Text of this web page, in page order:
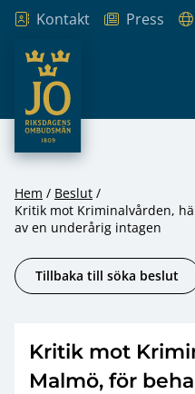
Hoppa till innehåll
Kontakt Press
JO – Riksdagens
Hem
Beslut
Kritik mot Kriminalvården,
av en underårig intagen
Tillbaka till söka beslut
Kritik mot
Malmö, för